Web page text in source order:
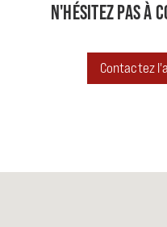
N'HÉSITEZ PAS À
Contactez